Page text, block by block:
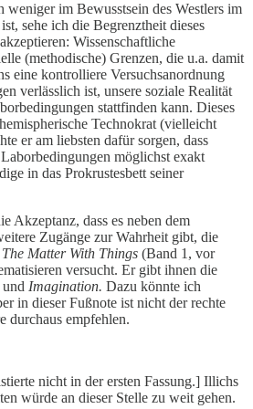
weniger im Bewusstsein des Westlers im
sehe ich die Begrenztheit dieses
Wissenschaftliche
(methodische) Grenzen, die u.a. damit
eine kontrolliere Versuchsanordnung
verlässlich ist, unsere soziale Realität
stattfinden kann. Dieses
Technokrat (vielleicht
er am liebsten dafür sorgen, dass
möglichst exakt
in das Prokrustesbett seiner
Akzeptanz, dass es neben dem
Zugänge zur Wahrheit gibt, die
The Matter With Things (Band 1, vor
versucht. Er gibt ihnen die
und Imagination. Dazu könnte ich
in dieser Fußnote ist nicht der rechte
durchaus empfehlen.
nicht in der ersten Fassung.] Illichs
würde an dieser Stelle zu weit gehen.